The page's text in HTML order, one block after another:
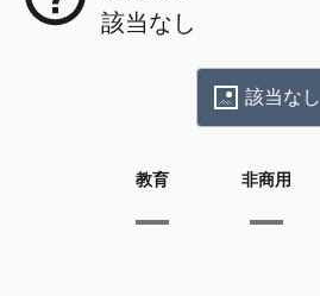
該当なし
該当なし
教育 非商用